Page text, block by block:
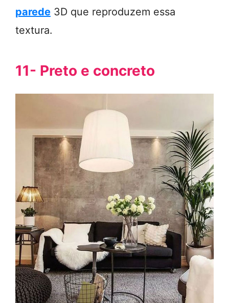
parede 3D que reproduzem essa
textura.
11- Preto e concreto